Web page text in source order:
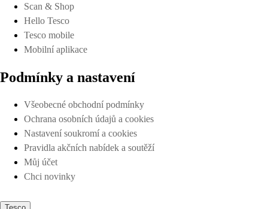
Scan & Shop
Hello Tesco
Tesco mobile
Mobilní aplikace
Podmínky a nastavení
Všeobecné obchodní podmínky
Ochrana osobních údajů a cookies
Nastavení soukromí a cookies
Pravidla akčních nabídek a soutěží
Můj účet
Chci novinky